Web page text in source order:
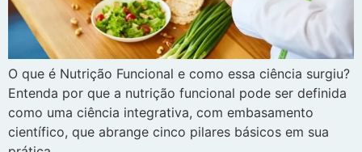
O que é Nutrição Funcional e como essa ciência surgiu?
Entenda por que a nutrição funcional pode ser definida
como uma ciência integrativa, com embasamento
científico, que abrange cinco pilares básicos em sua